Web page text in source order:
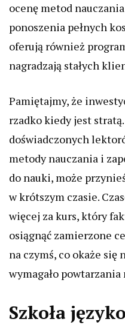
ocenę metod
ponoszenia pełnych
oferują również
nagradzają stałych
Pamiętajmy, że
rzadko kiedy jest
doświadczonych
metody nauczania i
do nauki, może
w krótszym czasie.
więcej za kurs, który
osiągnąć zamierzone
na czymś, co okaże
wymagało
Szkoła